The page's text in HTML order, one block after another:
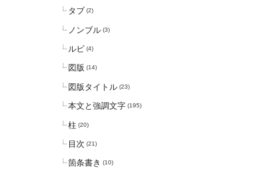
タブ (2)
ノンブル (3)
ルビ (4)
図版 (14)
図版タイトル (23)
本文と強調文字 (195)
柱 (20)
目次 (21)
箇条書き (10)